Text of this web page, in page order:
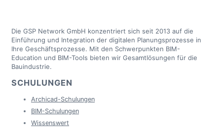
Die GSP Network GmbH konzentriert sich seit 2013 auf die
Einführung und Integration der digitalen Planungsprozesse in
Ihre Geschäftsprozesse. Mit den Schwerpunkten BIM-
Education und BIM-Tools bieten wir Gesamtlösungen für die
Bauindustrie.
SCHULUNGEN
Archicad-Schulungen
BIM-Schulungen
Wissenswert